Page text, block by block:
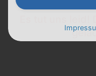
Es tut uns leid!